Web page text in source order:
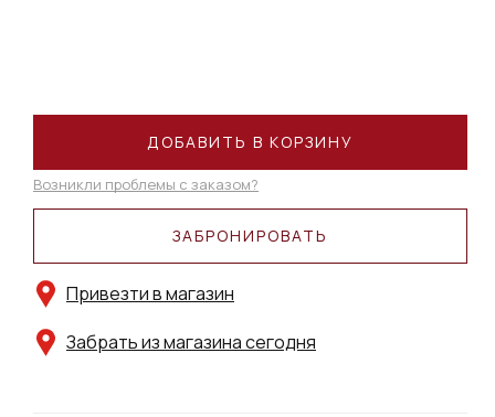
ЗАБРОНИРОВАТЬ
Привезти в магазин
Забрать из магазина сегодня
ДОБАВИТЬ В КОРЗИНУ
Возникли проблемы с заказом?